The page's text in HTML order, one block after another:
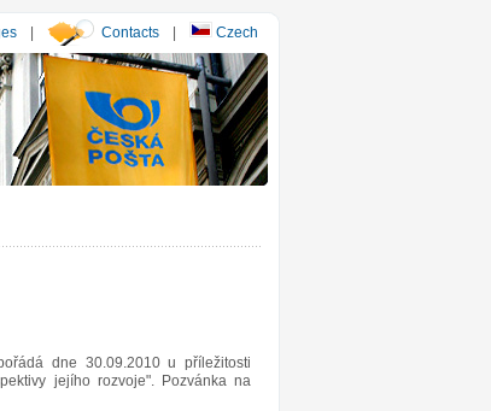
| Contacts | Czech
dne 30.09.2010 u příležitosti
jejího rozvoje". Pozvánka na